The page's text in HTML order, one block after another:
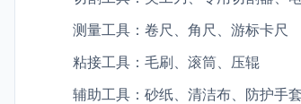
测量工具：卷尺、角尺、游标卡尺
粘接工具：毛刷、滚筒、压辊
辅助工具：砂纸、清洁布、防护手套